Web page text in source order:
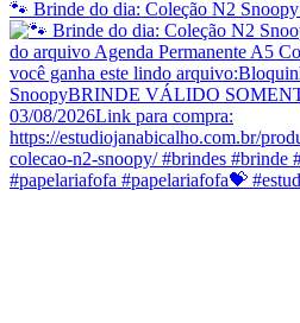
🐾 Brinde do dia: Coleção N2